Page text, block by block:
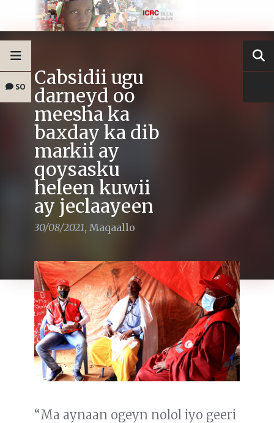
SO Cabsidii ugu
darneyd oo
meesha ka
baxday ka dib
markii ay
qoysasku
heleen kuwii
ay jeclaayeen
30/08/2021, Maqaallo
“Ma aynaan ogeyn nolol iyo geeri